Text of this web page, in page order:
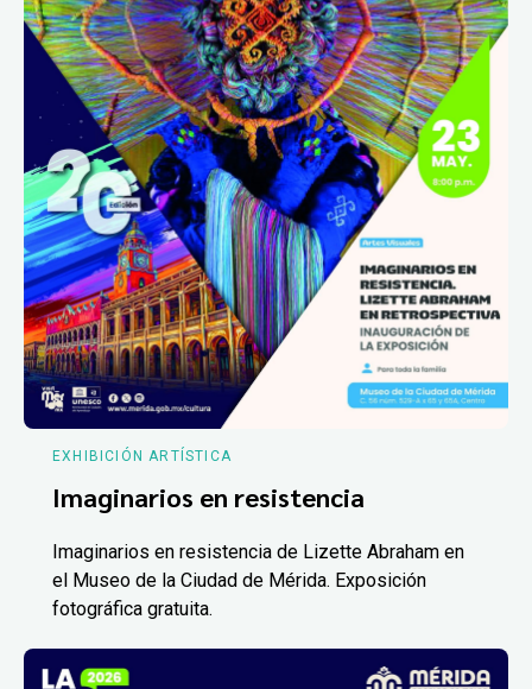
EXHIBICIÓN ARTÍSTICA
Imaginarios en resistencia
Imaginarios en resistencia de Lizette Abraham en
el Museo de la Ciudad de Mérida. Exposición
fotográfica gratuita.